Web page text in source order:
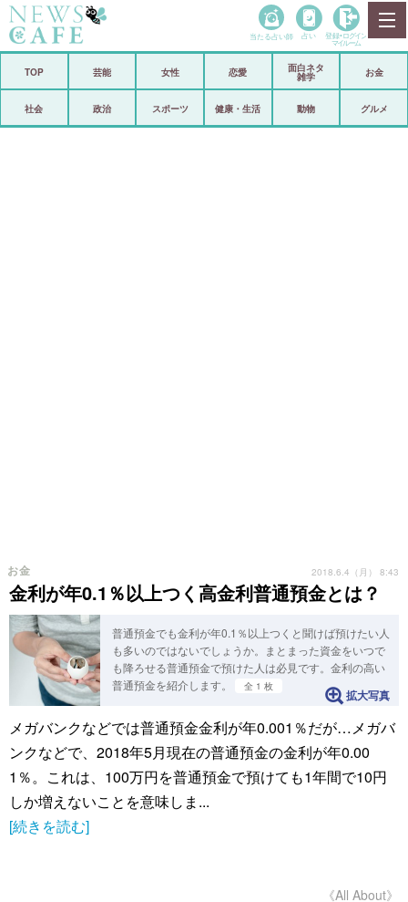
政治
当たる占い師 占い 登録• ログイン
マイルーム
TOP 芸能 女性 恋愛
面白ネタ
雑学
お金
社会 政治 スポーツ 健康・生活 動物 グルメ
金利が年0.1％以上つく高金利普通預金とは？
お金 2018.6.4（月） 8:43
普通預金でも金利が年0.1％以上つくと聞けば預けたい人
も多いのではないでしょうか。まとまった資金をいつで
も降ろせる普通預金で預けた人は必見です。金利の高い
普通預金を紹介します。
全 1 枚
拡大写真
メガバンクなどでは普通預金金利が年0.001％だが…メガバ
ンクなどで、2018年5月現在の普通預金の金利が年0.00
1％。これは、100万円を普通預金で預けても1年間で10円
しか増えないことを意味しま...
[続きを読む]
《All About》